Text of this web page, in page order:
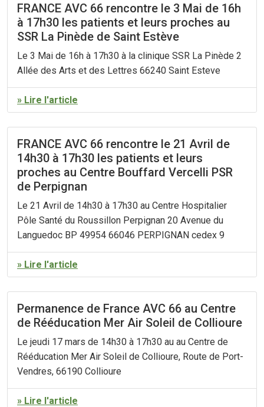
FRANCE AVC 66 rencontre le 3 Mai de 16h
à 17h30 les patients et leurs proches au
SSR La Pinède de Saint Estève
Le 3 Mai de 16h à 17h30 à la clinique SSR La Pinède 2
Allée des Arts et des Lettres 66240 Saint Esteve
» Lire l'article
FRANCE AVC 66 rencontre le 21 Avril de
14h30 à 17h30 les patients et leurs
proches au Centre Bouffard Vercelli PSR
de Perpignan
Le 21 Avril de 14h30 à 17h30 au Centre Hospitalier
Pôle Santé du Roussillon Perpignan 20 Avenue du
Languedoc BP 49954 66046 PERPIGNAN cedex 9
» Lire l'article
Permanence de France AVC 66 au Centre
de Rééducation Mer Air Soleil de Collioure
Le jeudi 17 mars de 14h30 à 17h30 au au Centre de
Rééducation Mer Air Soleil de Collioure, Route de Port-
Vendres, 66190 Collioure
» Lire l'article